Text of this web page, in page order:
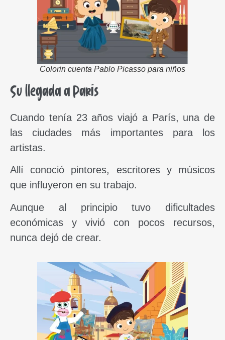
Colorin cuenta Pablo Picasso para niños
Su llegada a París
Cuando tenía 23 años viajó a París, una de
las ciudades más importantes para los
artistas.
Allí conoció pintores, escritores y músicos
que influyeron en su trabajo.
Aunque al principio tuvo dificultades
económicas y vivió con pocos recursos,
nunca dejó de crear.